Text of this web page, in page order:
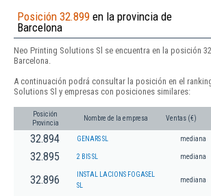
Posición 32.899 en la provincia de
Barcelona
Neo Printing Solutions Sl se encuentra en la posición
Barcelona.
A continuación podrá consultar la posición en el
Solutions Sl y empresas con posiciones similares:
Posición
Provincia
Nombre de la empresa Ventas (€)
32.894 GENARS SL mediana
32.895 2 BIS SL mediana
32.896
INSTAL LACIONS FOGASEL
SL
mediana